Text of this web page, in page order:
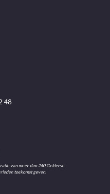
48
van meer dan 240 Gelderse
toekomst geven.